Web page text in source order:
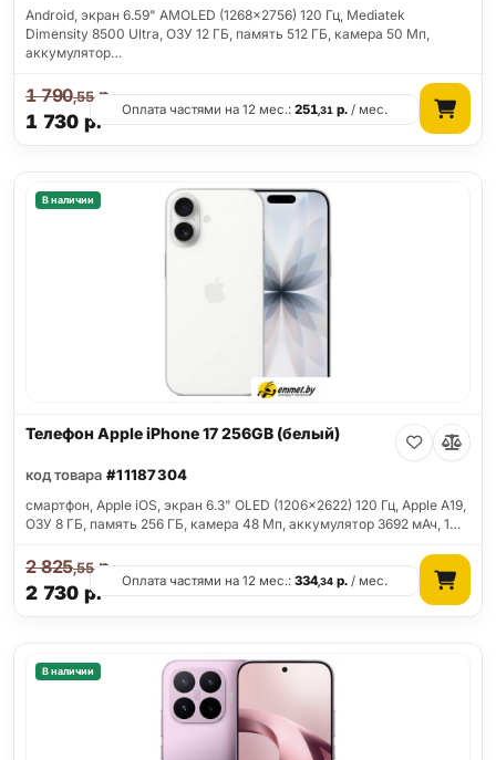
Android, экран 6.59" AMOLED (1268x2756) 120 Гц, Mediatek
Dimensity 8500 Ultra, ОЗУ 12 ГБ, память 512 ГБ, камера 50 Мп,
аккумулятор…
1 730 р.
1 790,55р.
Оплата частями на 12 мес.:251,31 р. / мес.
В наличии
Телефон Apple iPhone 17 256GB (белый)
код товара #11187304
смартфон, Apple iOS, экран 6.3" OLED (1206x2622) 120 Гц, Apple A19,
ОЗУ 8 ГБ, память 256 ГБ, камера 48 Мп, аккумулятор 3692 мАч, 1…
2 730 р.
2 825,55р.
Оплата частями на 12 мес.:334,34 р. / мес.
В наличии